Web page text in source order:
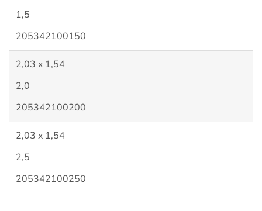
1,5
205342100150
2,03 x 1,54
2,0
205342100200
2,03 x 1,54
2,5
205342100250